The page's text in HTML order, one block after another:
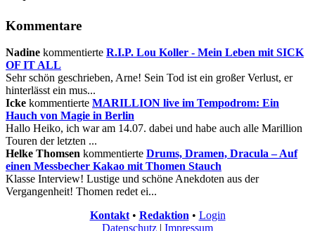
Kommentare
Nadine kommentierte R.I.P. Lou Koller - Mein Leben mit SICK
OF IT ALL
Sehr schön geschrieben, Arne! Sein Tod ist ein großer Verlust, er
hinterlässt ein mus...
Icke kommentierte MARILLION live im Tempodrom: Ein
Hauch von Magie in Berlin
Hallo Heiko, ich war am 14.07. dabei und habe auch alle Marillion
Touren der letzten ...
Helke Thomsen kommentierte Drums, Dramen, Dracula – Auf
einen Messbecher Kakao mit Thomen Stauch
Klasse Interview! Lustige und schöne Anekdoten aus der
Vergangenheit! Thomen redet ei...
Kontakt• Redaktion• Login
Datenschutz | Impressum